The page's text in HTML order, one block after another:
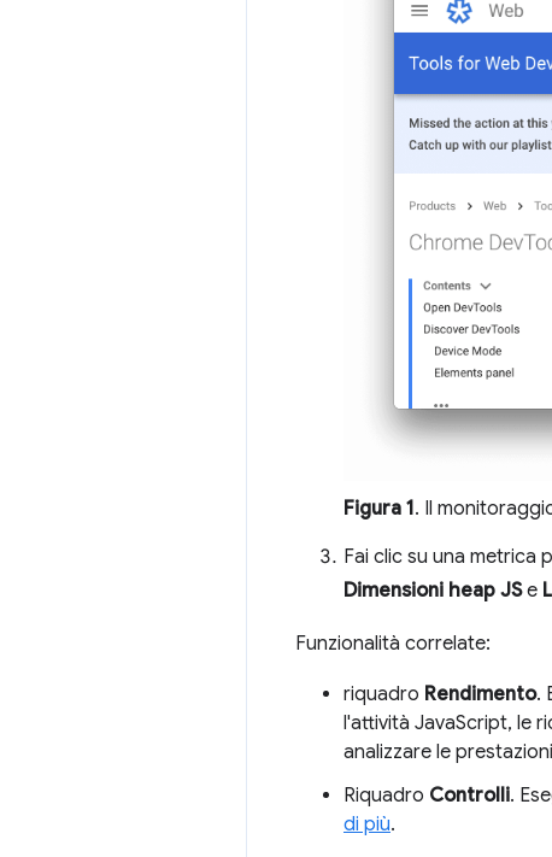
Figura 1. Il
Fai clic su una metrica
Dimensioni heap JSe
Funzionalità correlate:
riquadro Rendimento.
l'attività JavaScript, le
analizzare le
Riquadro Controlli.
di più.